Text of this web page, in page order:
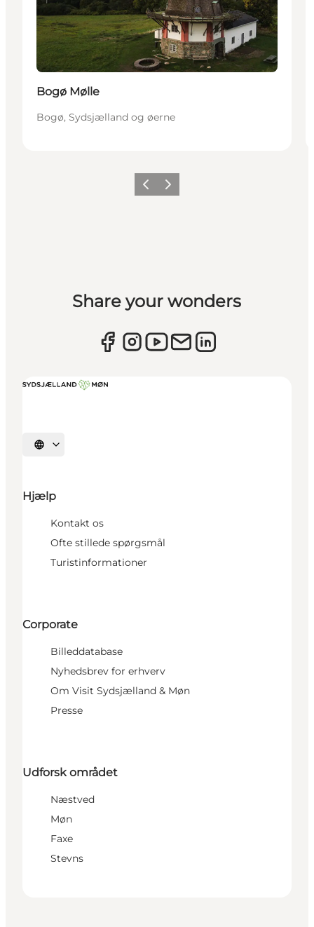
Bogø Mølle
Bogø, Sydsjælland og øerne
ForrigeNæste
Share your wonders
Vælg sprog
Hjælp
Kontakt os
Ofte stillede spørgsmål
Turistinformationer
Corporate
Billeddatabase
Nyhedsbrev for erhverv
Om Visit Sydsjælland & Møn
Presse
Udforsk området
Næstved
Møn
Faxe
Stevns